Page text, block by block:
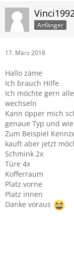
Anfänger
17. März 2018
Hallo zäme
Ich brauch Hilfe
Ich möchte gern
wechseln
Kann öpper mich
genaue Typ und
Zum Beispiel
kauft aber jetzt
Schmink 2x
Türe 4x
Kofferraum
Platz vorne
Platz innen
Danke voraus